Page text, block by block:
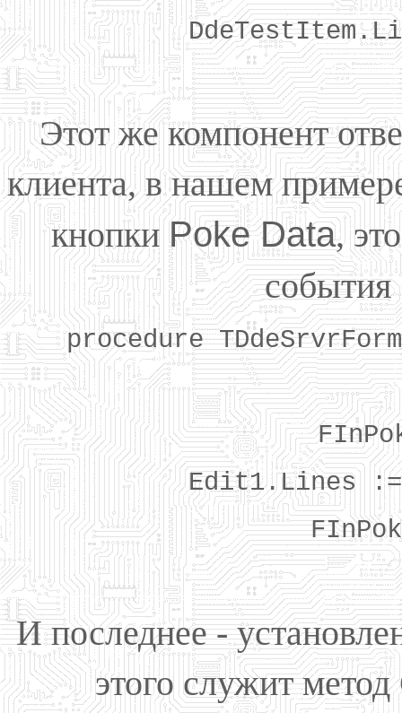
Этот же компонент
клиента, в нашем
кнопки Poke Data,
события
procedure
Edit1.Lines :=
И последнее -
этого служит